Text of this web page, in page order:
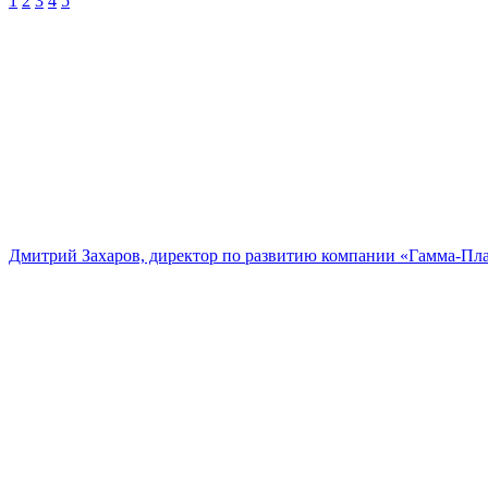
Дмитрий Захаров, директор по развитию компании «Гамма-